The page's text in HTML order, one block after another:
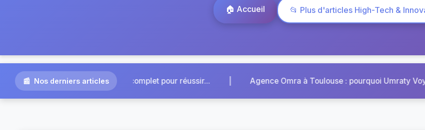
🏠 Accueil 📂 Plus d'articles High-Tech &
Nos derniers articles
pour réussir... | Agence Omra à Toulouse : pourquoi Umraty Voyages est la ré... |